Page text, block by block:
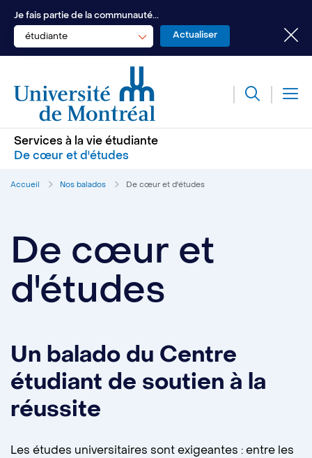
Je fais partie de la communauté...
étudiante
Services à la vie étudiante
De cœur et d'études
Accueil Nos balados De cœur et d'études
De cœur et
d'études
Un balado du Centre
étudiant de soutien à la
réussite
Les études universitaires sont exigeantes : entre les